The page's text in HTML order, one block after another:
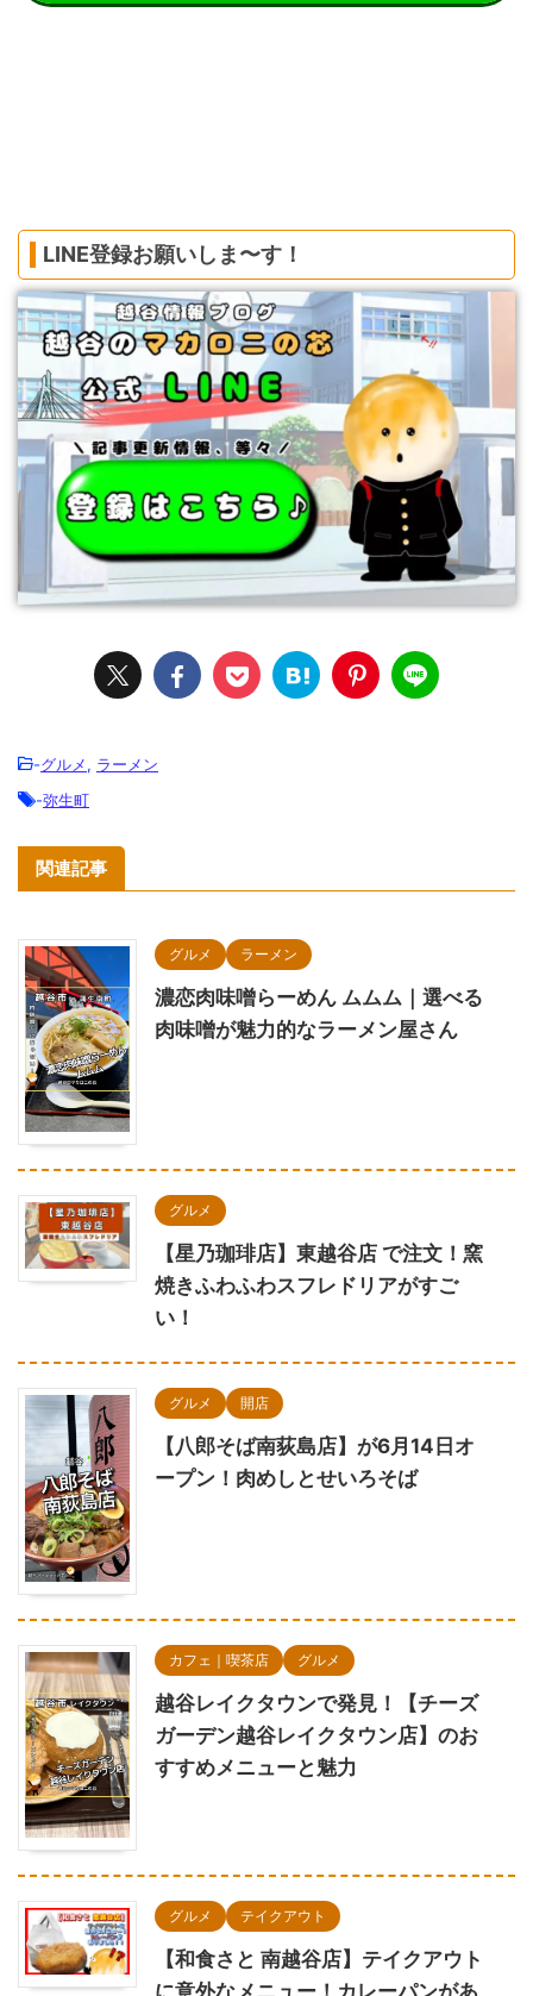
LINE登録お願いしま〜す！
-グルメ, ラーメン
-弥生町
関連記事
グルメ ラーメン
濃恋肉味噌らーめん ムムム｜選べる
肉味噌が魅力的なラーメン屋さん
グルメ
【星乃珈琲店】東越谷店 で注文！窯
焼きふわふわスフレドリアがすご
い！
グルメ 開店
【八郎そば南荻島店】が6月14日オ
ープン！肉めしとせいろそば
カフェ｜喫茶店 グルメ
越谷レイクタウンで発見！【チーズ
ガーデン越谷レイクタウン店】のお
すすめメニューと魅力
グルメ テイクアウト
【和食さと 南越谷店】テイクアウト